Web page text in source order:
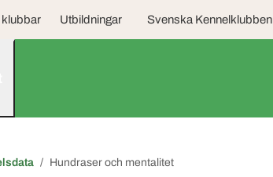
klubbar Utbildningar Svenska Kennelklubben
Hundraser och mentalitet